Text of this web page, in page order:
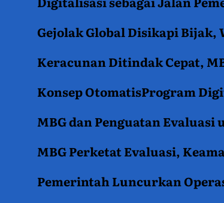
Gejolak Global Disikapi Bijak,
Keracunan Ditindak Cepat,
Konsep OtomatisProgram
MBG dan Penguatan
MBG Perketat Evaluasi,
Pemerintah Luncurkan